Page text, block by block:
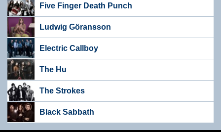
Five Finger Death Punch
Ludwig Göransson
Electric Callboy
The Hu
The Strokes
Black Sabbath